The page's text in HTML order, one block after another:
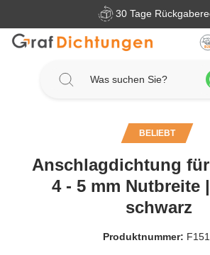
Zum Hauptinhalt springen30 Tage
BELIEBT
Anschlagdichtung
4 - 5 mm Nutbreite
schwarz
Produktnummer: